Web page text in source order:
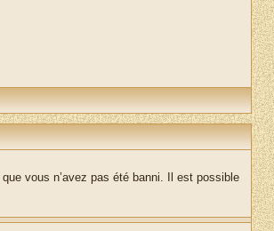
vous n’avez pas été banni. Il est possible